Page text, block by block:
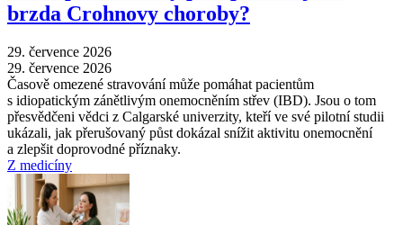
brzda Crohnovy choroby?
29. července 2026
29. července 2026
Časově omezené stravování může pomáhat pacientům
s idiopatickým zánětlivým onemocněním střev (IBD). Jsou o tom
přesvědčeni vědci z Calgarské univerzity, kteří ve své pilotní studii
ukázali, jak přerušovaný půst dokázal snížit aktivitu onemocnění
a zlepšit doprovodné příznaky.
Z medicíny